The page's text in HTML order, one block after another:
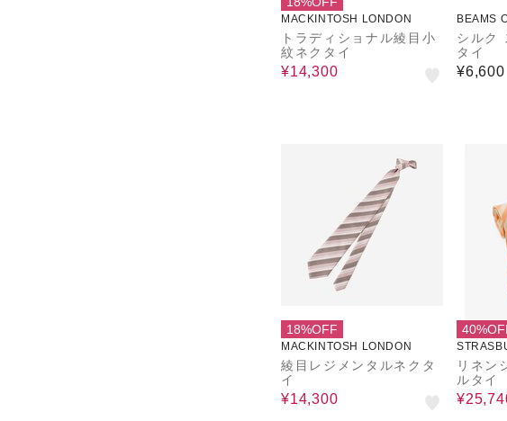
MACKINTOSH LONDON
トラディショナル綾目小
紋ネクタイ
¥14,300
BEAMS
シルク
タイ
¥6,600
18%OFF
MACKINTOSH LONDON
綾目レジメンタルネクタ
イ
¥14,300
リネン
ルタイ